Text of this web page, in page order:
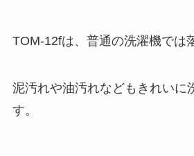
TOM-12fは、普通の洗濯機では
泥汚れや油汚れなどもきれいに
す。